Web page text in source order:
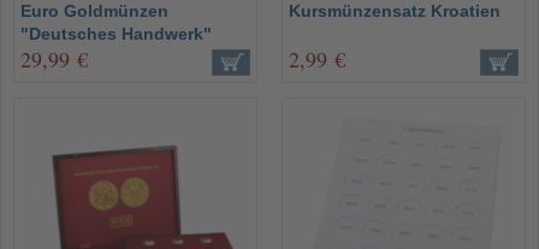
Euro Goldmünzen
"Deutsches Handwerk"
29,99 €
Kursmünzensatz Kroatien
2,99 €